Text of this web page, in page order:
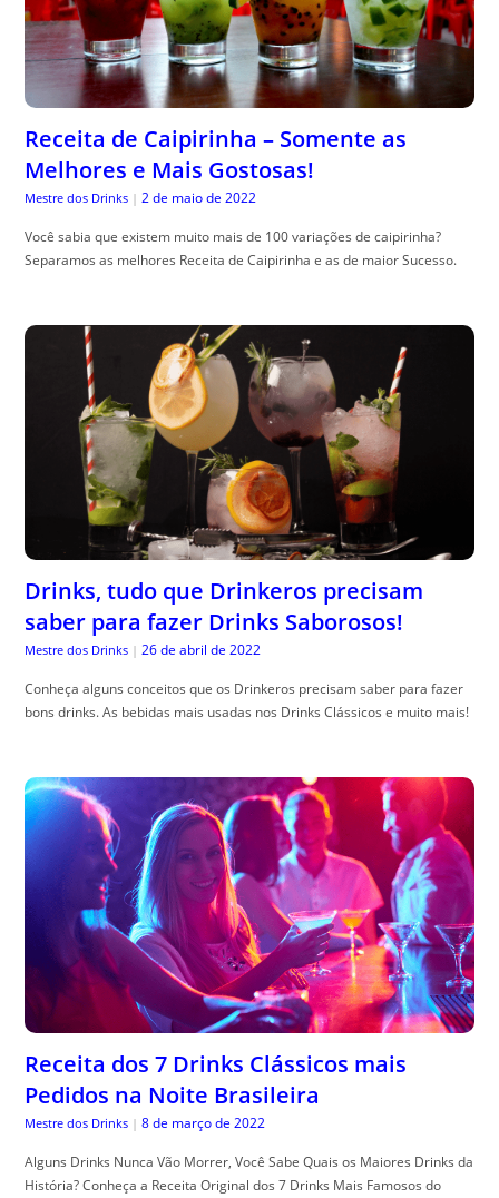
Receita de Caipirinha – Somente as
Melhores e Mais Gostosas!
Mestre dos Drinks | 2 de maio de 2022
Você sabia que existem muito mais de 100 variações de caipirinha?
Separamos as melhores Receita de Caipirinha e as de maior Sucesso.
Drinks, tudo que Drinkeros precisam
saber para fazer Drinks Saborosos!
Mestre dos Drinks | 26 de abril de 2022
Conheça alguns conceitos que os Drinkeros precisam saber para fazer
bons drinks. As bebidas mais usadas nos Drinks Clássicos e muito mais!
Receita dos 7 Drinks Clássicos mais
Pedidos na Noite Brasileira
Mestre dos Drinks | 8 de março de 2022
Alguns Drinks Nunca Vão Morrer, Você Sabe Quais os Maiores Drinks da
História? Conheça a Receita Original dos 7 Drinks Mais Famosos do